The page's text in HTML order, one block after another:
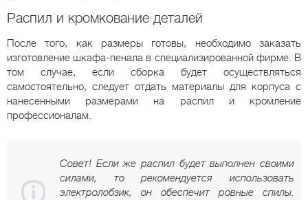
Распил и кромкование деталей
После того, как размеры готовы, необходимо заказать
изготовление шкафа-пенала в специализированной фирме. В
том случае, если сборка будет осуществляться
самостоятельно, следует отдать материалы для корпуса с
нанесенными размерами на распил и кромление
профессионалам.
Совет! Если же распил будет выполнен своими
силами, то рекомендуется использовать
электролобзик, он обеспечит ровные спилы.